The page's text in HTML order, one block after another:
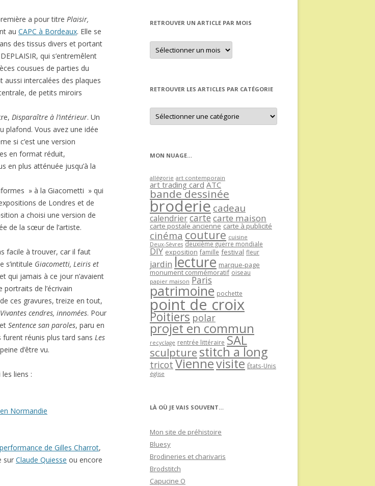
a pour titre Plaisir,
au CAPC à Bordeaux. Elle se
des tissus divers et portant
qui s’entremêlent
cousues de parties du
intercalées des plaques
de petits miroirs
Disparaître à l’intérieur. Un
plafond. Vous avez une idée
si c’est une version
en format réduit,
en plus atténuée jusqu’à la
» à la Giacometti » qui
de Londres et de
a choisi une version de
de la sœur de l’artiste.
facile à trouver, car il faut
s’intitule Giacometti, Leiris et
qui jamais à ce jour n’avaient
portraits de l’écrivain
ces gravures, treize en tout,
Vivantes cendres, innomées. Pour
Sentence san paroles, paru en
réunis plus tard sans Les
d’être vu.
liens :
Normandie
performance de Gilles Charrot,
sur Claude Quiesse ou encore
RETROUVER UN ARTICLE PAR MOIS
Retrouver
un
article
RETROUVER LES ARTICLES PAR CATÉGORIE
Retrouver
les
articles
MON NUAGE…
allégorie art contemporain
art trading card ATC
bande dessinée
broderie cadeau
calendriercartecarte maison
carte postale ancienne carte à publicité
cinéma couture cuisine
Deux-Sèvres deuxième guerre mondiale
DIY exposition famille festival fleur
jardin lecture marque-page
monument commémoratif oiseau
papier maison Paris
patrimoine pochette
point de croix
Poitiers polar
projet en commun
recyclage rentrée littéraire SAL
sculpture stitch a long
tricot Viennevisite États-Unis
église
LÀ OÙ JE VAIS SOUVENT…
Mon site de préhistoire
Bluesy
Brodineries et charivaris
Brodstitch
Capucine O